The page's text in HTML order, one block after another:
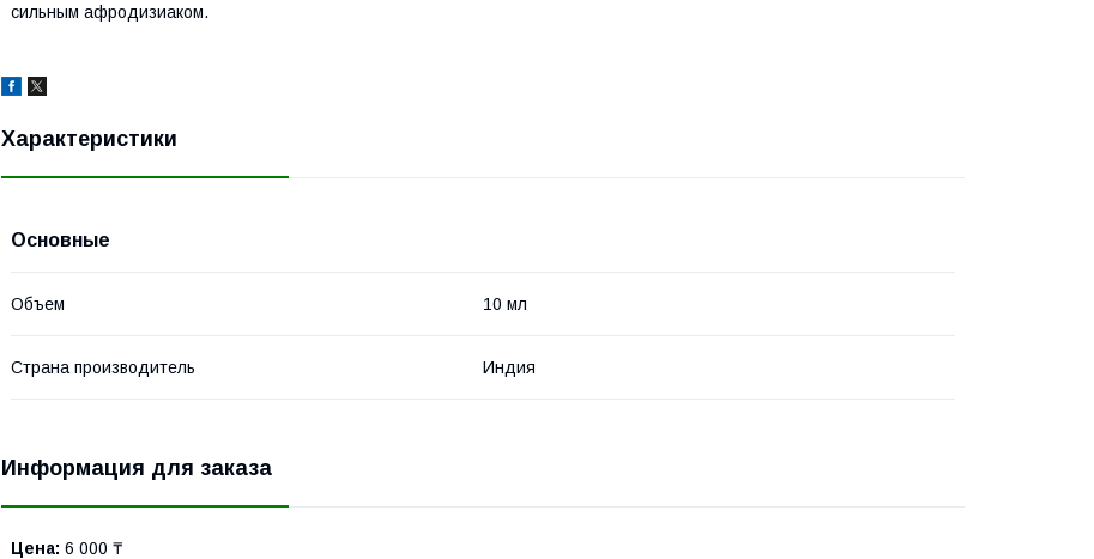
сильным афродизиаком.
Характеристики
Основные
Объем 10 мл
Страна производитель Индия
Информация для заказа
Цена: 6 000 ₸